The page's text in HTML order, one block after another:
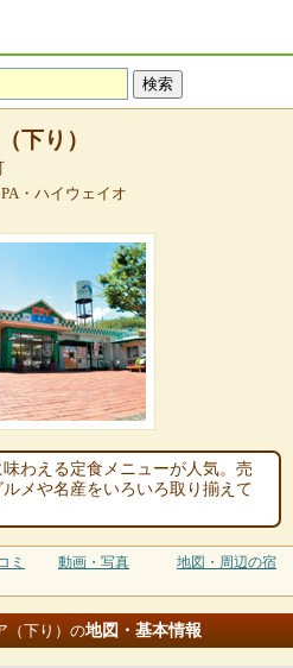
下り）
・ハイウェイオ
わえる定食メニューが人気。売
メや名産をいろいろ取り揃えて
ミ 動画・写真 地図・周辺の宿
（下り）の地図・基本情報